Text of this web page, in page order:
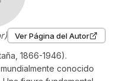
Ver Página del Autor
1866-1946).
conocido